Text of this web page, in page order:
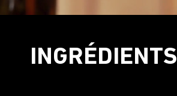
INGRÉDIENTS